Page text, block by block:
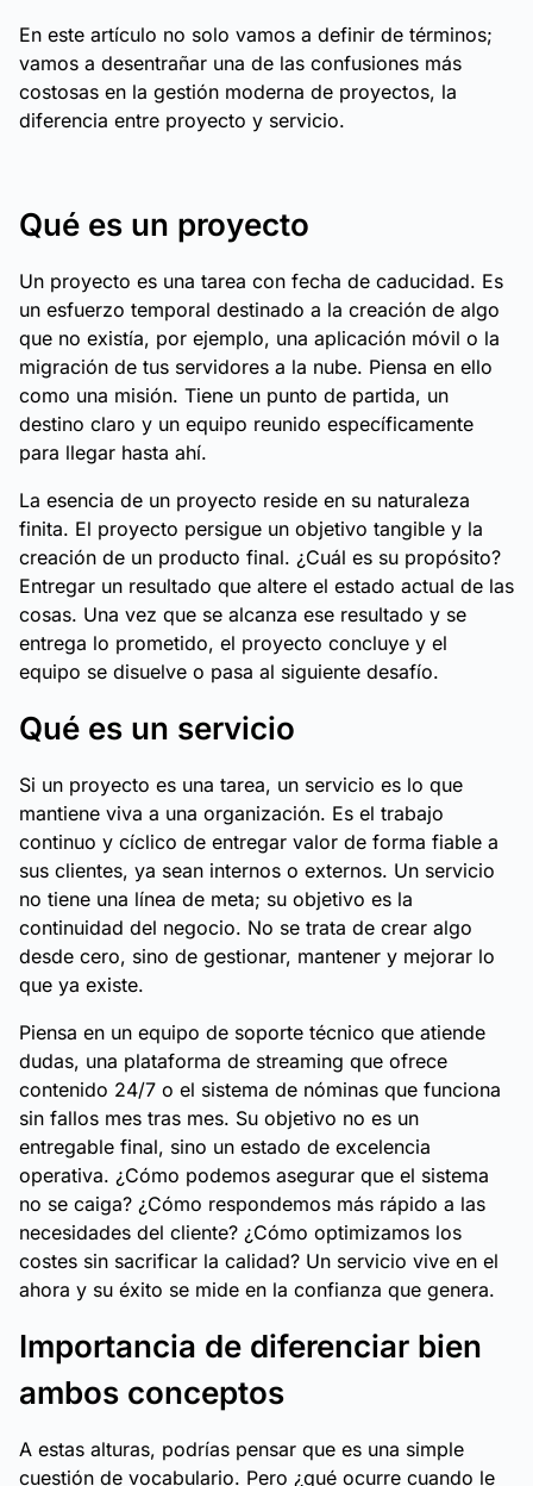
En este artículo no solo vamos a definir de términos;
vamos a desentrañar una de las confusiones más
costosas en la gestión moderna de proyectos, la
diferencia entre proyecto y servicio.
Qué es un proyecto
Un proyecto es una tarea con fecha de caducidad. Es
un esfuerzo temporal destinado a la creación de algo
que no existía, por ejemplo, una aplicación móvil o la
migración de tus servidores a la nube. Piensa en ello
como una misión. Tiene un punto de partida, un
destino claro y un equipo reunido específicamente
para llegar hasta ahí.
La esencia de un proyecto reside en su naturaleza
finita. El proyecto persigue un objetivo tangible y la
creación de un producto final. ¿Cuál es su propósito?
Entregar un resultado que altere el estado actual de las
cosas. Una vez que se alcanza ese resultado y se
entrega lo prometido, el proyecto concluye y el
equipo se disuelve o pasa al siguiente desafío.
Qué es un servicio
Si un proyecto es una tarea, un servicio es lo que
mantiene viva a una organización. Es el trabajo
continuo y cíclico de entregar valor de forma fiable a
sus clientes, ya sean internos o externos. Un servicio
no tiene una línea de meta; su objetivo es la
continuidad del negocio. No se trata de crear algo
desde cero, sino de gestionar, mantener y mejorar lo
que ya existe.
Piensa en un equipo de soporte técnico que atiende
dudas, una plataforma de streaming que ofrece
contenido 24/7 o el sistema de nóminas que funciona
sin fallos mes tras mes. Su objetivo no es un
entregable final, sino un estado de excelencia
operativa. ¿Cómo podemos asegurar que el sistema
no se caiga? ¿Cómo respondemos más rápido a las
necesidades del cliente? ¿Cómo optimizamos los
costes sin sacrificar la calidad? Un servicio vive en el
ahora y su éxito se mide en la confianza que genera.
Importancia de diferenciar bien
ambos conceptos
A estas alturas, podrías pensar que es una simple
cuestión de vocabulario. Pero ¿qué ocurre cuando le